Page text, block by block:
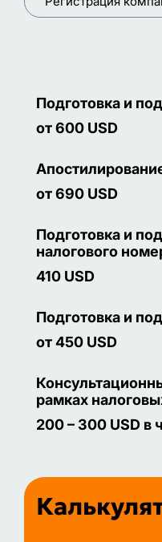
Подготовка и
от 600 USD
от 690 USD
Подготовка и
налогового
410 USD
Подготовка и
от 450 USD
рамках
200 – 300 USD в